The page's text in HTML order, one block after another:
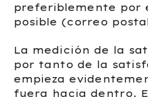
preferiblemente por
posible (correo
La medición de la
por tanto de la
empieza
fuera hacia dentro.